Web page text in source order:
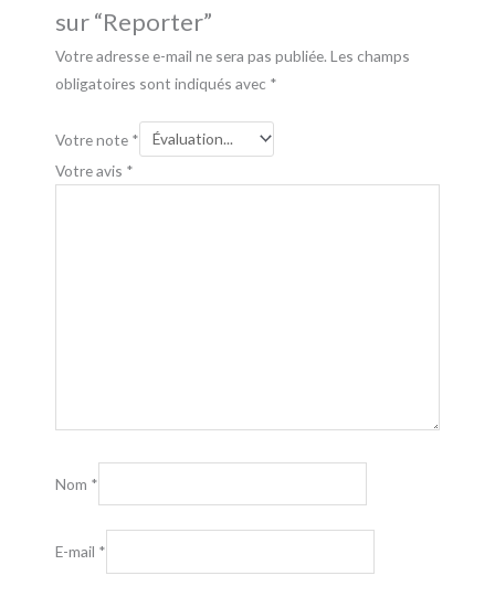
sur “Reporter”
Votre adresse e-mail ne sera pas publiée. Les champs
obligatoires sont indiqués avec *
Votre note *
Votre avis *
Nom *
E-mail *